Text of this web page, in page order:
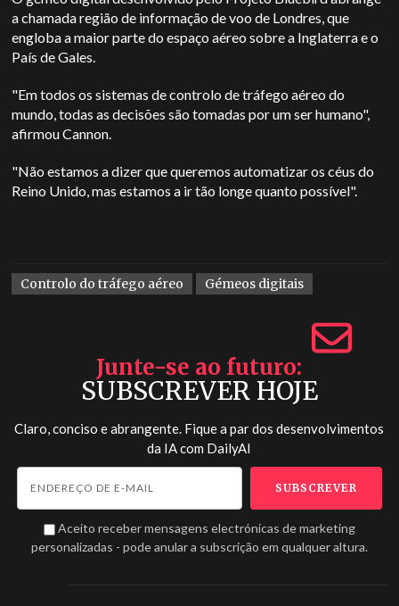
a chamada região de informação de voo de Londres, que
engloba a maior parte do espaço aéreo sobre a Inglaterra e o
País de Gales.
"Em todos os sistemas de controlo de tráfego aéreo do
mundo, todas as decisões são tomadas por um ser humano",
afirmou Cannon.
"Não estamos a dizer que queremos automatizar os céus do
Reino Unido, mas estamos a ir tão longe quanto possível".
Controlo do tráfego aéreo Gémeos digitais
Junte-se ao futuro
SUBSCREVER HOJE
Claro, conciso e abrangente. Fique a par dos desenvolvimentos
da IA com DailyAI
Aceito receber mensagens electrónicas de marketing
personalizadas - pode anular a subscrição em qualquer altura.